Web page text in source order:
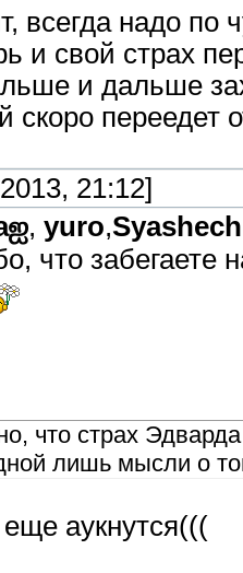
всегда надо по
и свой страх
и дальше
переедет
21:12]
, yuro,
что забегаете
что страх
лишь мысли о
аукнутся(((